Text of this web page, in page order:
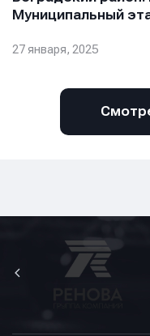
Муниципальный
27 января, 2025